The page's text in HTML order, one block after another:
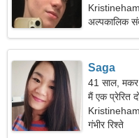
अल्पकालिक
Saga
41 साल, मकर
मैं एक प्रेरित
गंभीर रिश्ते